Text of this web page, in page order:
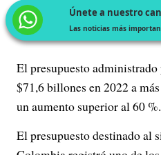
Únete a nuestro
Las noticias más
El presupuesto
$71,6 billones en 2022 a
un aumento superior al 60 %.
El presupuesto destinado al